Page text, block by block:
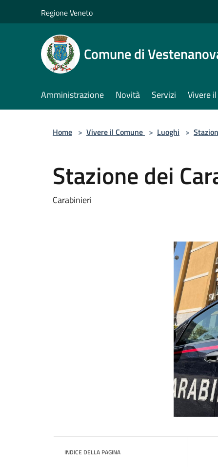
Regione Veneto
Comune di
Amministrazione Novità Servizi Vivere
Home > Vivere il Comune > Luoghi >
Stazione dei
Carabinieri
INDICE DELLA PAGINA